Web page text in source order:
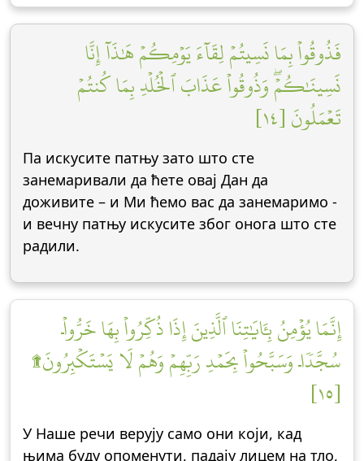
فَذُوقُواْ بِمَا نَسِيتُمۡ لِقَآءَ يَوۡمِكُمۡ هَٰذَآ إِنَّا
نَسِينَٰكُمۡۖ وَذُوقُواْ عَذَابَ ٱلۡخُلۡدِ بِمَا كُنتُمۡ
تَعۡمَلُونَ [١٤]
Па искусите патњу зато што сте
занемаривали да ћете овај Дан да
доживите – и Ми ћемо вас да занемаримо -
и вечну патњу искусите због онога што сте
радили.
إِنَّمَا يُؤۡمِنُ بِـَٔايَٰتِنَا ٱلَّذِينَ إِذَا ذُكِّرُواْ بِهَا خَرُّواْۤ
سُجَّدٗاۤ وَسَبَّحُواْ بِحَمۡدِ رَبِّهِمۡ وَهُمۡ لَا يَسۡتَكۡبِرُونَ۩
[١٥]
У Наше речи верују само они који, кад
њима буду опоменути, падају лицем на тло,